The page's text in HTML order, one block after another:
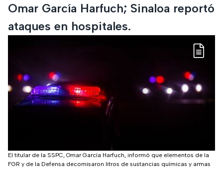
Omar García Harfuch; Sinaloa reportó
ataques en hospitales.
El titular de la SSPC, Omar García Harfuch, informó que elementos de la
FGR y de la Defensa decomisaron litros de sustancias químicas y armas